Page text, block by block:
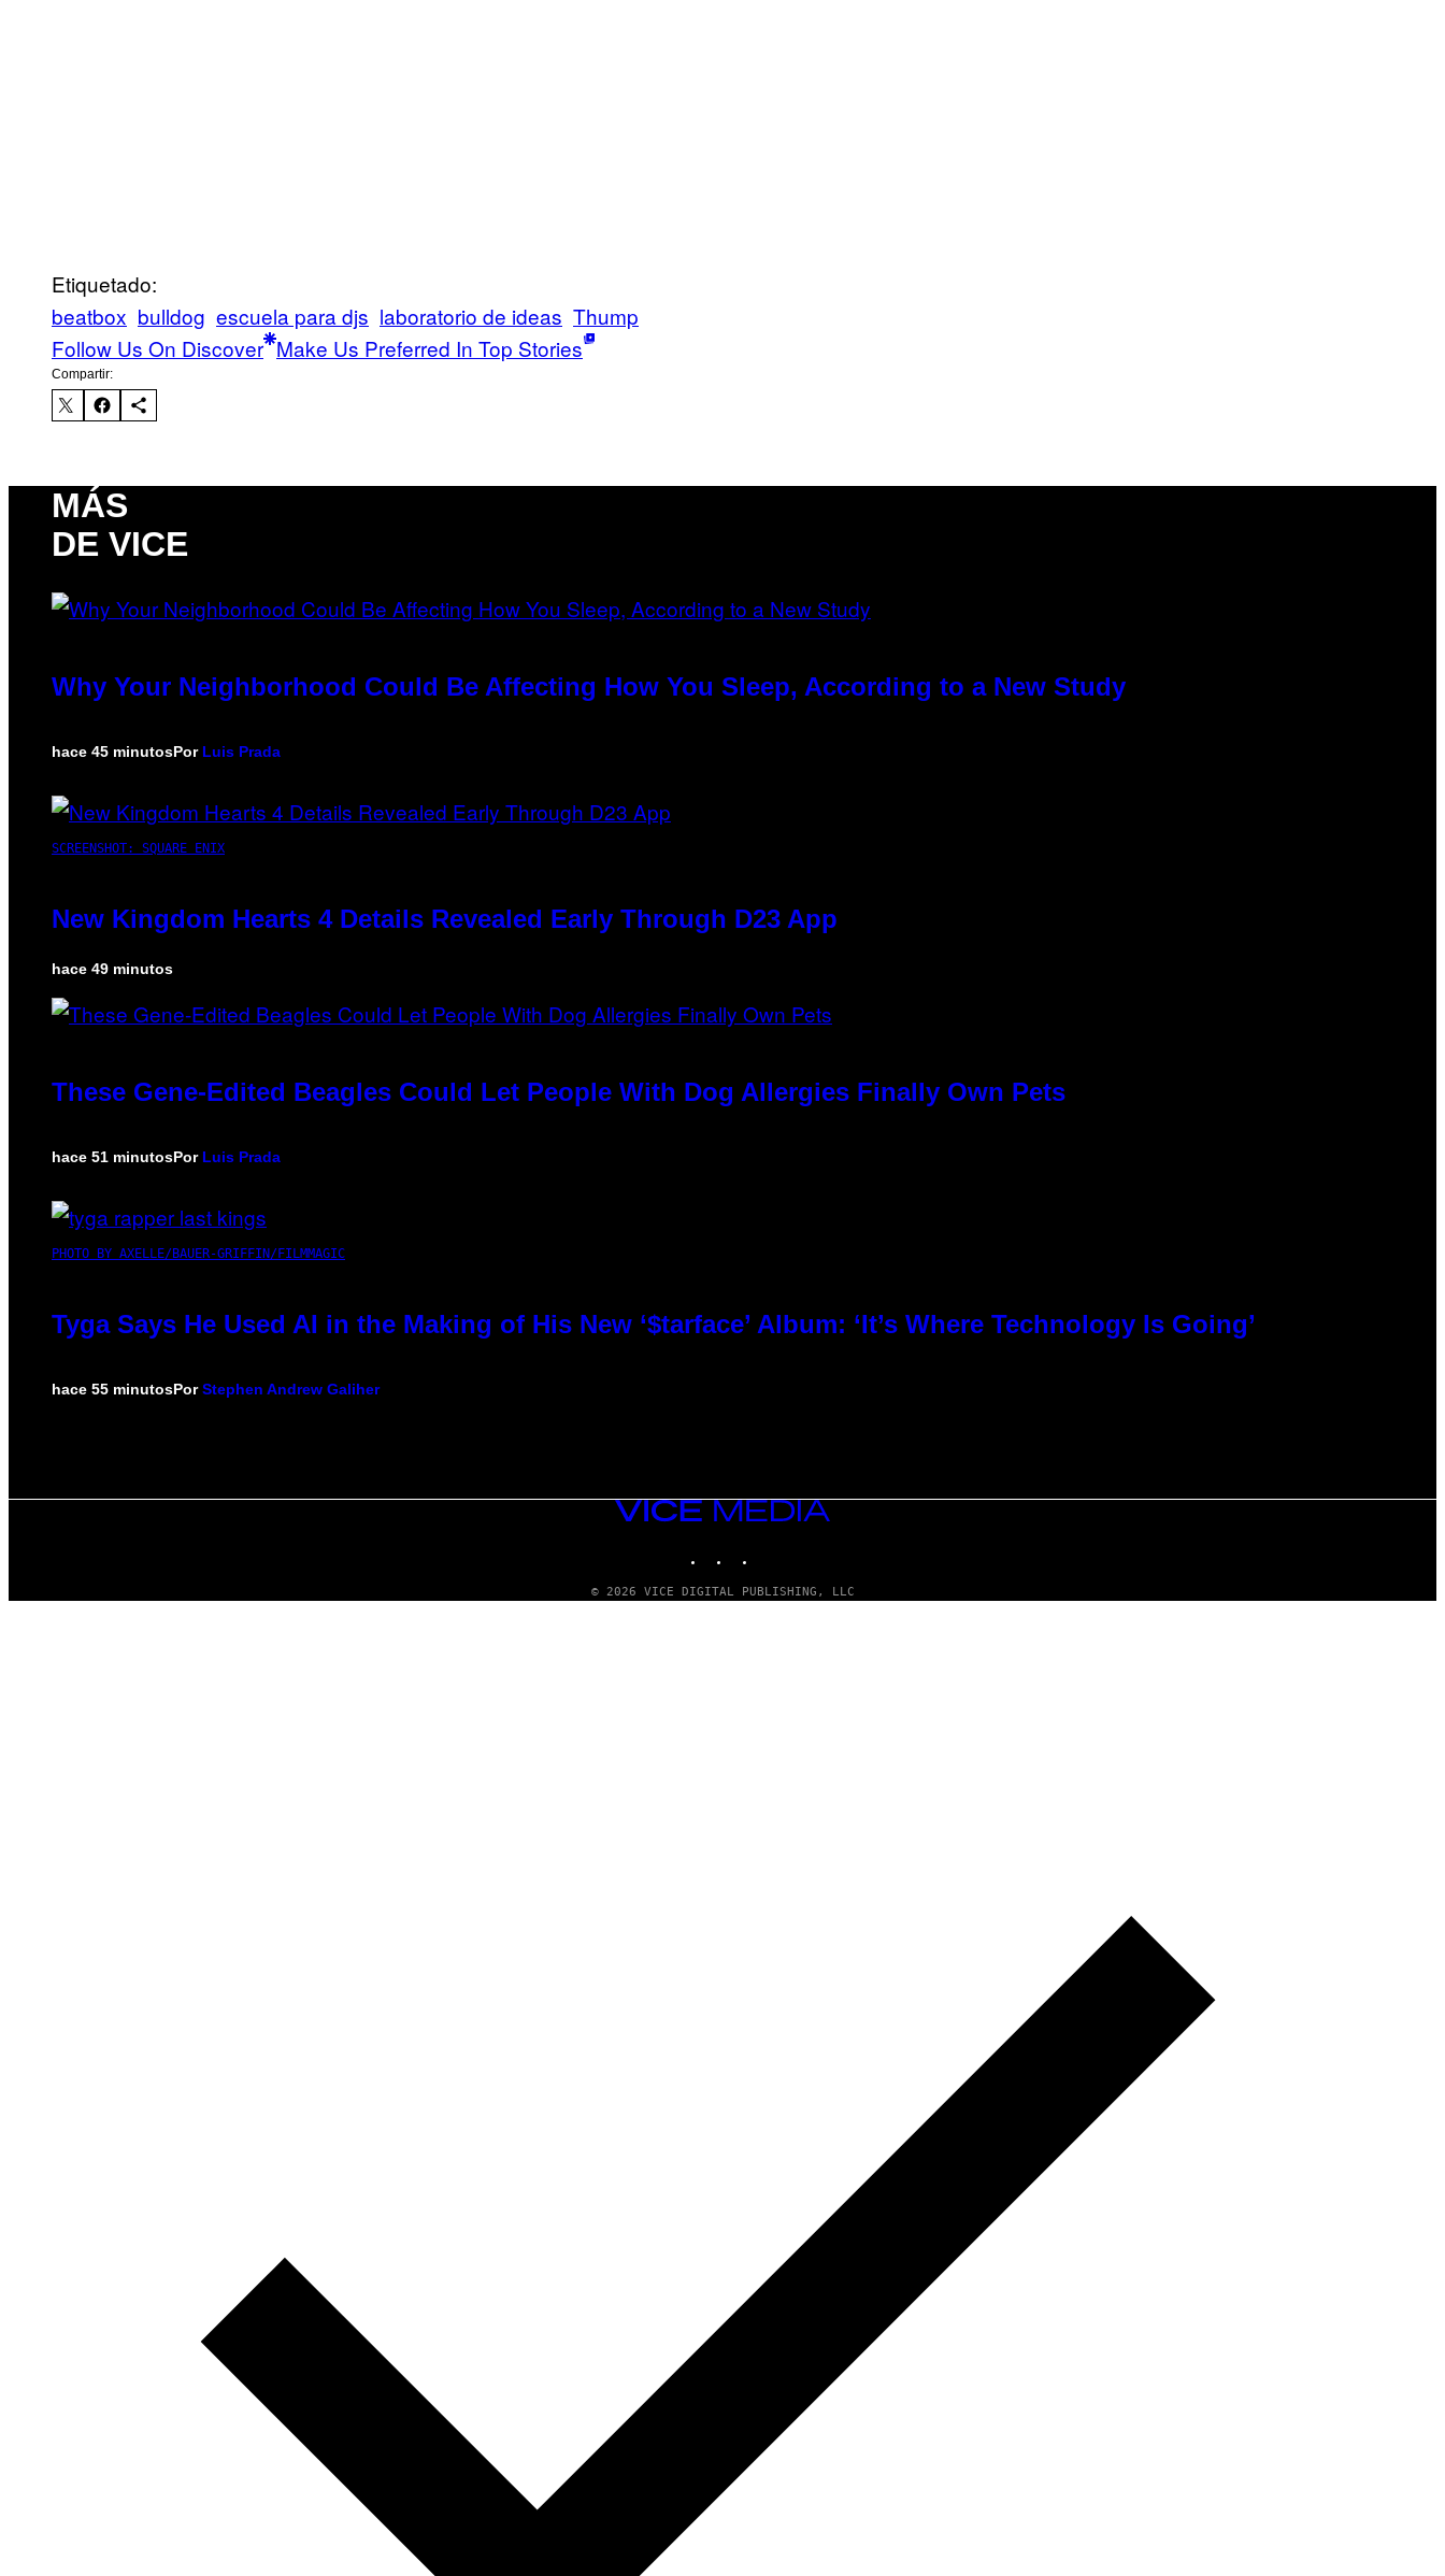
Etiquetado:
beatbox bulldog escuela para djs laboratorio de ideas Thump
Follow Us On Discover Make Us Preferred In Top Stories
Compartir:
MÁS
DE VICE
Why Your Neighborhood Could Be Affecting How You Sleep, According to a New Study
hace 45 minutosPor Luis Prada
SCREENSHOT: SQUARE ENIX
New Kingdom Hearts 4 Details Revealed Early Through D23 App
hace 49 minutos
These Gene-Edited Beagles Could Let People With Dog Allergies Finally Own Pets
hace 51 minutosPor Luis Prada
PHOTO BY AXELLE/BAUER-GRIFFIN/FILMMAGIC
Tyga Says He Used AI in the Making of His New ‘$tarface’ Album: ‘It’s Where Technology Is Going’
hace 55 minutosPorStephen Andrew Galiher
VICE
MEDIA
© 2026 VICE DIGITAL PUBLISHING, LLC